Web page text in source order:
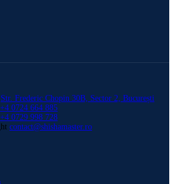
Str. Frederic Chopin 30B, Sector 2, București
+4 0724 664 885
+4 0729 998 728
contact@shishamaster.ro